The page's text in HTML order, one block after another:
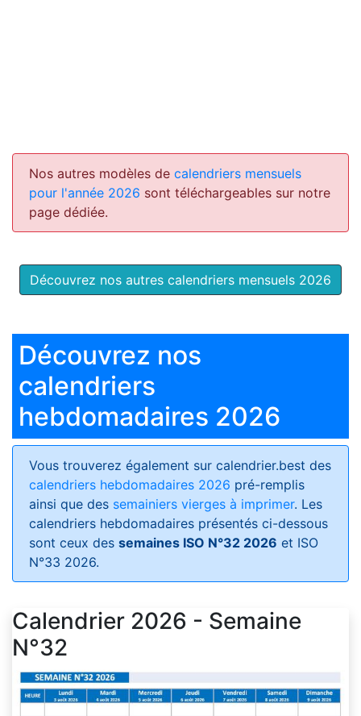
Nos autres modèles de calendriers mensuels
pour l'année 2026 sont téléchargeables sur notre
page dédiée.
Découvrez nos autres calendriers mensuels 2026
Découvrez nos
calendriers
hebdomadaires 2026
Vous trouverez également sur calendrier.best des
calendriers hebdomadaires 2026 pré-remplis
ainsi que des semainiers vierges à imprimer. Les
calendriers hebdomadaires présentés ci-dessous
sont ceux des semaines ISO N°32 2026 et ISO
N°33 2026.
Calendrier 2026 - Semaine
N°32